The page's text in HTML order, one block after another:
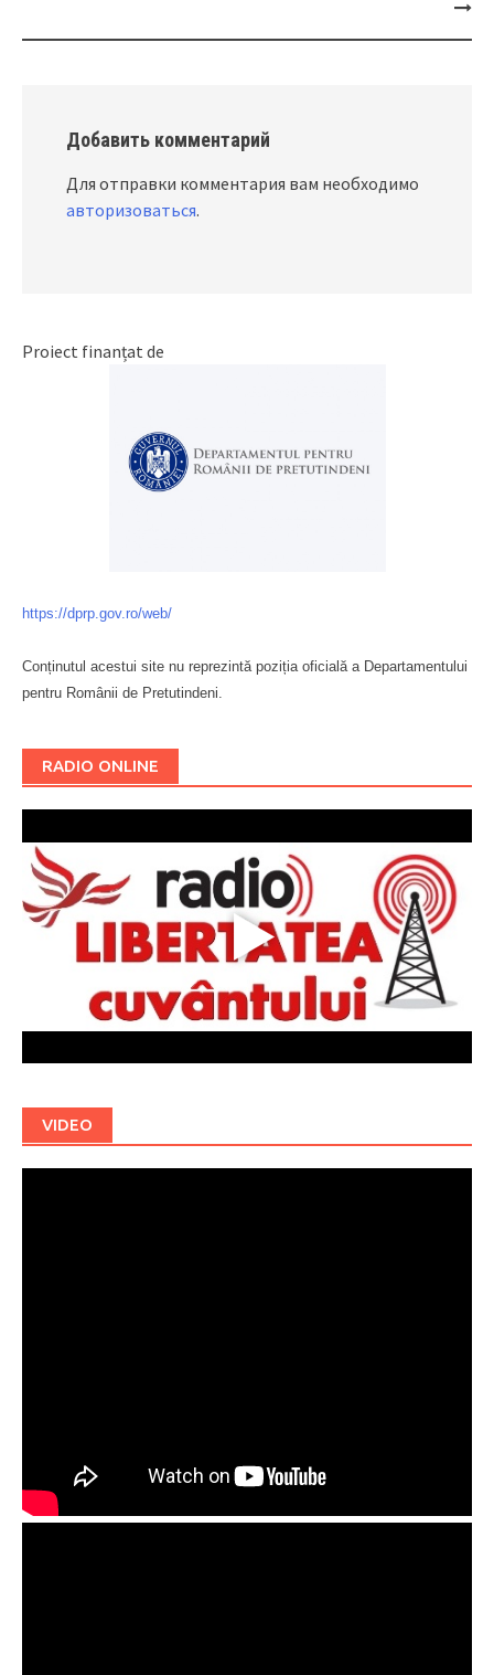
Добавить комментарий
Для отправки комментария вам необходимо
авторизоваться.
Proiect finanțat de
https://dprp.gov.ro/web/
Conținutul acestui site nu reprezintă poziția oficială a Departamentului
pentru Românii de Pretutindeni.
RADIO ONLINE
VIDEO